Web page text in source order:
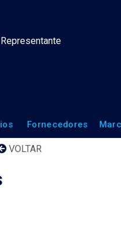
Fornecedores
VOLTAR